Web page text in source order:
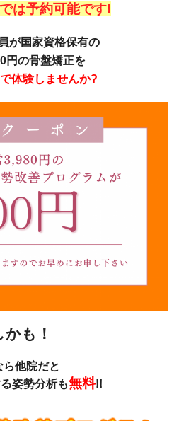
は予約可能です!
が国家資格保有の
円の骨盤矯正を
体験しませんか?
かも！
ら他院だと
姿勢分析も無料!!